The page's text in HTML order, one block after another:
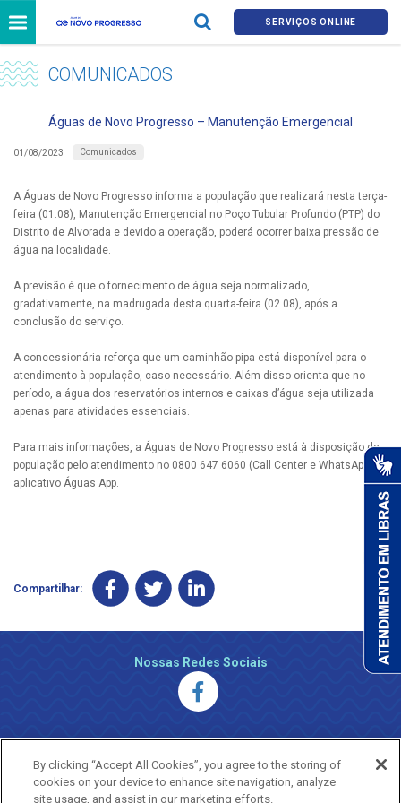
SERVIÇOS ONLINE
COMUNICADOS
Águas de Novo Progresso – Manutenção Emergencial
01/08/2023 Comunicados
A Águas de Novo Progresso informa a população que realizará nesta terça-
feira (01.08), Manutenção Emergencial no Poço Tubular Profundo (PTP) do
Distrito de Alvorada e devido a operação, poderá ocorrer baixa pressão de
água na localidade.
A previsão é que o fornecimento de água seja normalizado,
gradativamente, na madrugada desta quarta-feira (02.08), após a
conclusão do serviço.
A concessionária reforça que um caminhão-pipa está disponível para o
atendimento à população, caso necessário. Além disso orienta que no
período, a água dos reservatórios internos e caixas d’água seja utilizada
apenas para atividades essenciais.
Para mais informações, a Águas de Novo Progresso está à disposição da
população pelo atendimento no 0800 647 6060 (Call Center e WhatsApp) e
aplicativo Águas App.
Compartilhar:
Nossas Redes Sociais
By clicking “Accept All Cookies”, you agree to the storing of
cookies on your device to enhance site navigation, analyze
site usage, and assist in our marketing efforts.